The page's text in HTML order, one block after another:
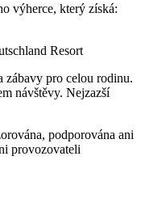
výherce, který získá:
Resort
zábavy pro celou rodinu.
návštěvy. Nejzazší
podporována ani
provozovateli